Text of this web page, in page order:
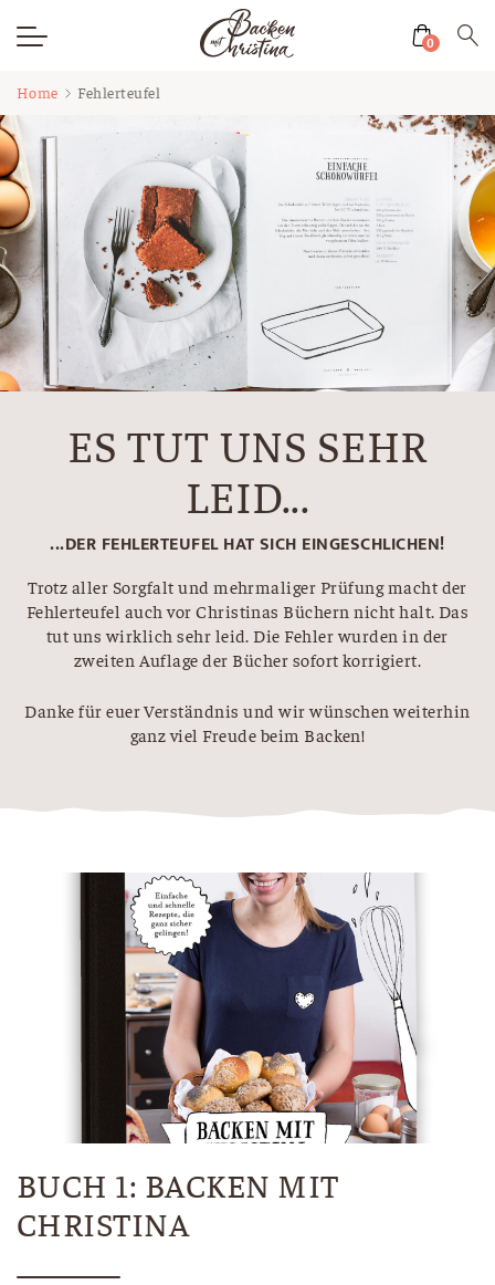
springen
0
Home Fehlerteufel
ES TUT UNS SEHR
LEID...
...DER FEHLERTEUFEL HAT SICH EINGESCHLICHEN!
Trotz aller Sorgfalt und mehrmaliger Prüfung macht der
Fehlerteufel auch vor Christinas Büchern nicht halt. Das
tut uns wirklich sehr leid. Die Fehler wurden in der
zweiten Auflage der Bücher sofort korrigiert.
Danke für euer Verständnis und wir wünschen weiterhin
ganz viel Freude beim Backen!
BUCH 1: BACKEN MIT
CHRISTINA